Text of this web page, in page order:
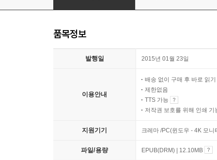
품목정보
발행일 2015년 01월 23일
이용안내
배송 없이 구매 후 바로 읽기
제한없음
TTS 가능
저작권 보호를 위해 인쇄 기
지원기기 크레마 /PC(윈도우 - 4K 모
파일/용량 EPUB(DRM) | 12.10MB